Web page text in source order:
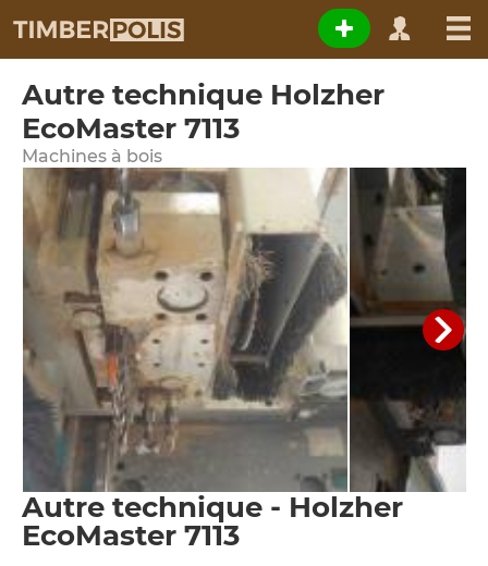
Autre technique Holzher
EcoMaster 7113
Machines à bois
Autre technique - Holzher
EcoMaster 7113